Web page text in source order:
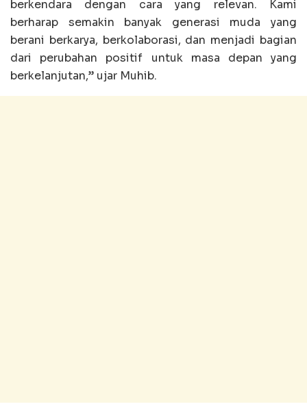
berkendara dengan cara yang relevan. Kami
berharap semakin banyak generasi muda yang
berani berkarya, berkolaborasi, dan menjadi bagian
dari perubahan positif untuk masa depan yang
berkelanjutan,” ujar Muhib.